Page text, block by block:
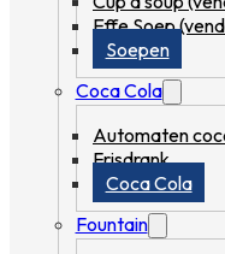
Effe Soep
Soepen
Coca Cola
Automaten
Frisdrank
Coca Cola
Fountain